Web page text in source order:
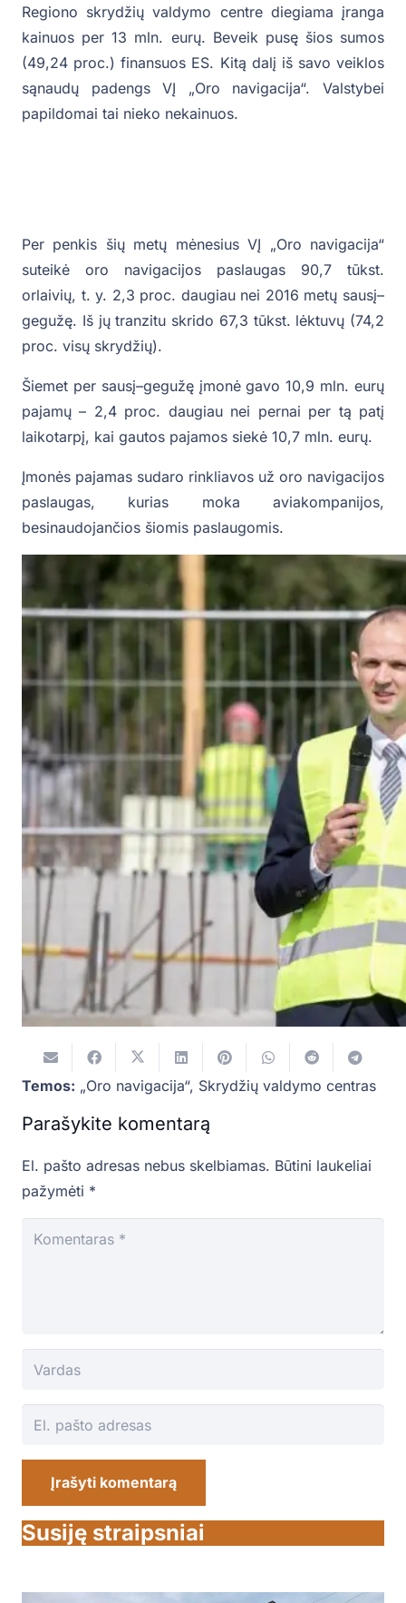
Regiono skrydžių valdymo centre diegiama įranga
kainuos per 13 mln. eurų. Beveik pusę šios sumos
(49,24 proc.) finansuos ES. Kitą dalį iš savo veiklos
sąnaudų padengs VĮ „Oro navigacija“. Valstybei
papildomai tai nieko nekainuos.
Per penkis šių metų mėnesius VĮ „Oro navigacija“
suteikė oro navigacijos paslaugas 90,7 tūkst.
orlaivių, t. y. 2,3 proc. daugiau nei 2016 metų sausį–
gegužę. Iš jų tranzitu skrido 67,3 tūkst. lėktuvų (74,2
proc. visų skrydžių).
Šiemet per sausį–gegužę įmonė gavo 10,9 mln. eurų
pajamų – 2,4 proc. daugiau nei pernai per tą patį
laikotarpį, kai gautos pajamos siekė 10,7 mln. eurų.
Įmonės pajamas sudaro rinkliavos už oro navigacijos
paslaugas, kurias moka aviakompanijos,
besinaudojančios šiomis paslaugomis.
Temos: „Oro navigacija“, Skrydžių valdymo centras
Parašykite komentarą
El. pašto adresas nebus skelbiamas. Būtini laukeliai
pažymėti *
Įrašyti komentarą
Susiję straipsniai